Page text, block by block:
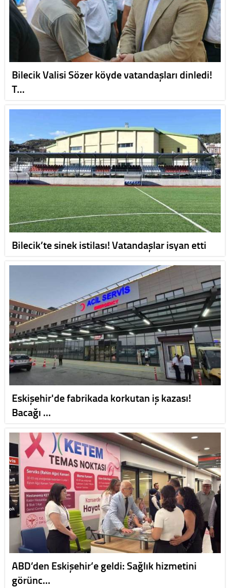
Bilecik Valisi Sözer köyde vatandaşları dinledi!
T…
Bilecik’te sinek istilası! Vatandaşlar isyan etti
Eskişehir'de fabrikada korkutan iş kazası!
Bacağı …
ABD’den Eskişehir’e geldi: Sağlık hizmetini
görünc…